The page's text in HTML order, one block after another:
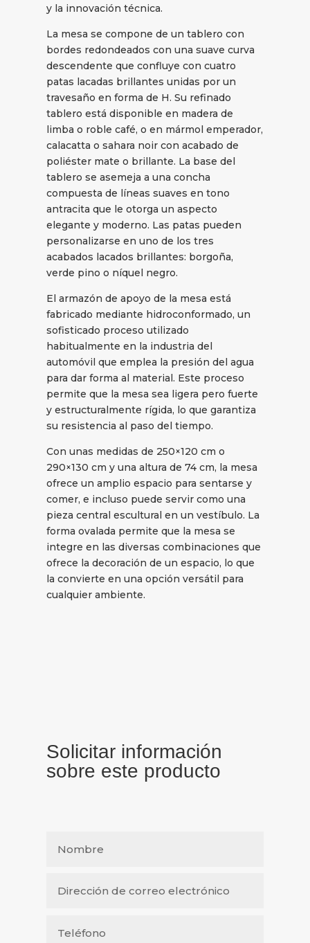
y la innovación técnica.
La mesa se compone de un tablero con
bordes redondeados con una suave curva
descendente que confluye con cuatro
patas lacadas brillantes unidas por un
travesaño en forma de H. Su refinado
tablero está disponible en madera de
limba o roble café, o en mármol emperador,
calacatta o sahara noir con acabado de
poliéster mate o brillante. La base del
tablero se asemeja a una concha
compuesta de líneas suaves en tono
antracita que le otorga un aspecto
elegante y moderno. Las patas pueden
personalizarse en uno de los tres
acabados lacados brillantes: borgoña,
verde pino o níquel negro.
El armazón de apoyo de la mesa está
fabricado mediante hidroconformado, un
sofisticado proceso utilizado
habitualmente en la industria del
automóvil que emplea la presión del agua
para dar forma al material. Este proceso
permite que la mesa sea ligera pero fuerte
y estructuralmente rígida, lo que garantiza
su resistencia al paso del tiempo.
Con unas medidas de 250×120 cm o
290×130 cm y una altura de 74 cm, la mesa
ofrece un amplio espacio para sentarse y
comer, e incluso puede servir como una
pieza central escultural en un vestíbulo. La
forma ovalada permite que la mesa se
integre en las diversas combinaciones que
ofrece la decoración de un espacio, lo que
la convierte en una opción versátil para
cualquier ambiente.
Solicitar información
sobre este producto